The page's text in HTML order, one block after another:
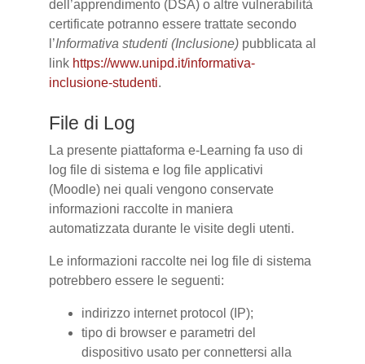
dell’apprendimento (DSA) o altre vulnerabilità
certificate potranno essere trattate secondo
l’Informativa studenti (Inclusione) pubblicata al
link https://www.unipd.it/informativa-
inclusione-studenti.
File di Log
La presente piattaforma e-Learning fa uso di
log file di sistema e log file applicativi
(Moodle) nei quali vengono conservate
informazioni raccolte in maniera
automatizzata durante le visite degli utenti.
Le informazioni raccolte nei log file di sistema
potrebbero essere le seguenti:
indirizzo internet protocol (IP);
tipo di browser e parametri del
dispositivo usato per connettersi alla